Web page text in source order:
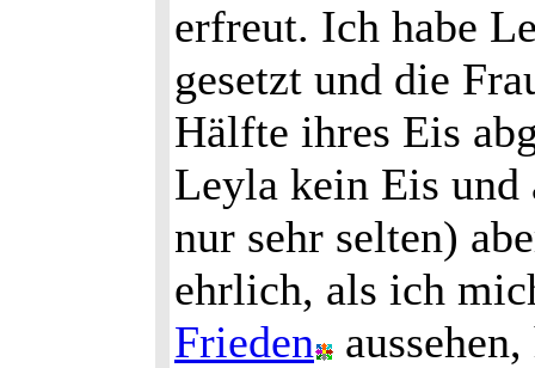
erfreut. Ich habe
gesetzt und die
Hälfte ihres Eis
Leyla kein Eis und
nur sehr selten)
ehrlich, als ich
Frieden